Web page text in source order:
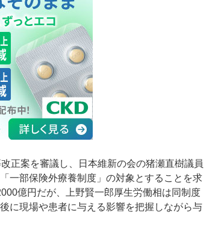
正案を審議し、日本維新の会の猪瀬直樹議員
一部保険外療養制度」の対象とすることを求
億円だが、上野賢一郎厚生労働相は同制度
に現場や患者に与える影響を把握しながら与